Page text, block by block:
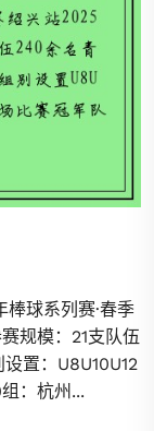
棒球系列赛·春季
规模：21支队伍
置：U8U10U12
：杭州...